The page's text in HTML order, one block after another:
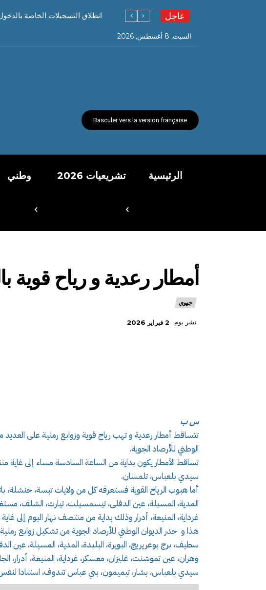
عاجل انطلاق التسجيلات الخاصة بالدخول
السبت, 8 أغسطس, 2026
Basculer vers la version française
الرئيسية تشريعيات 2026 وطني
أمطار رعدية و رياح قوية
جهوي
نشر يوم 2 فبراير 2026
س ب
تتساقط أمطار رعدية و تهب رياح قوية وزوابع رملية على
الوطني للأرصاد الجوية.
تساقط الأمطار يكون بداية من الساعة السادسة مساء إلى
سيدي بلعباس، تلمسان.
أما هبوب الرياح القوية فستعرفه كل من ولايات تبسة، خنشلة،
المدية، المسيلة، عين الدفلى، تيسمسيلت، تيارت، الشلف،
غرداية، المنيعة، أدرار وذلك بداية من منتصف نهار اليوم إلى
هذا و حذر الديوان الوطني للأرصاد الجوية من تشكيل زوابع
سطيف، برج بوعريريج، البويرة، البليدة، المدية، المسيلة،
وهران، عين تموشنت، غليزان، معسكر، غرداية، المنيعة، أدرار،
سيدي بلعباس، بشار، تيميمون، بني عباس تندوف، استنادا